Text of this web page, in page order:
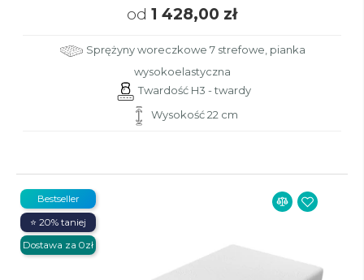
od 1 428,00 zł
Sprężyny woreczkowe 7 strefowe, pianka
wysokoelastyczna
Twardość H3 - twardy
Wysokość 22 cm
Bestseller
⭐ 20% taniej
Dostawa za 0zł